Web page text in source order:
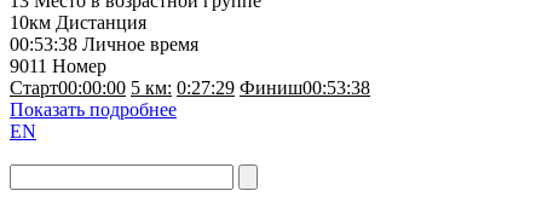
10км Дистанция
00:53:38 Личное время
9011 Номер
Старт00:00:00 5 км: 0:27:29 Финиш00:53:38
Показать подробнее
EN